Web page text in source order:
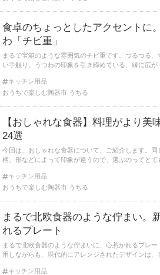
食卓のちょっとしたアクセントに
わ「チビ重」
まるで宝箱のような雰囲気のチビ重です。つるつる
い手触り。うつわの印象を引き締めている、縁に広が
キッチン用品
おうちで楽しむ陶器市 うちる
【おしゃれな食器】料理がより美
24選
今回は、おしゃれな食器について、ご紹介します。
柄、形などによって印象が違うので、選ぶのってと
キッチン用品
おうちで楽しむ陶器市 うちる
まるで北欧食器のような佇まい。
れるプレート
まるで北欧食器のような佇まいに、心惹かれるプレ
用しながらも、現代的にアレンジされたデザインは、
キッチン用品